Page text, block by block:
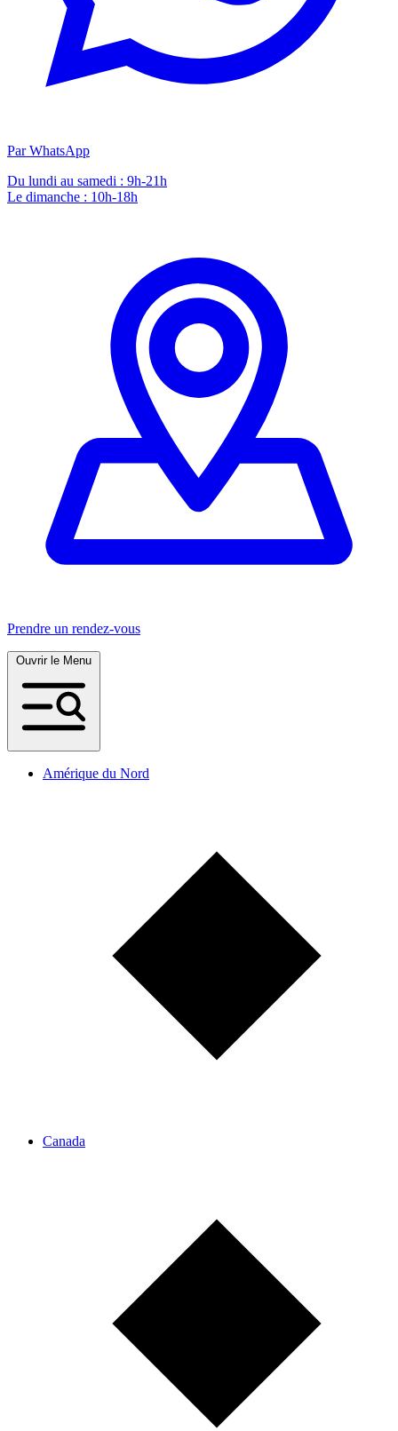
Par WhatsApp
Du lundi au samedi : 9h-21h
Le dimanche : 10h-18h
Prendre un rendez-vous
Amérique du Nord
Canada